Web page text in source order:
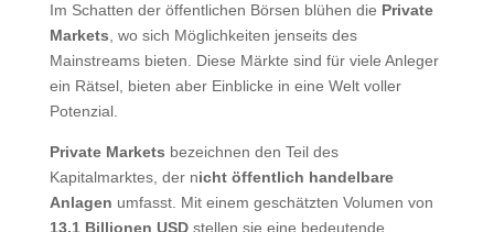
Im Schatten der öffentlichen Börsen blühen die Private
Markets , wo sich Möglichkeiten jenseits des
Mainstreams bieten. Diese Märkte sind für viele Anleger
ein Rätsel, bieten aber Einblicke in eine Welt voller
Potenzial.
Private Markets bezeichnen den Teil des
Kapitalmarktes, der nicht öffentlich handelbare
Anlagen umfasst. Mit einem geschätzten Volumen von
13,1 Billionen USDstellen sie eine bedeutende